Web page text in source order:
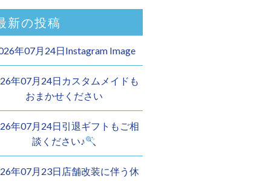
新の投稿
年07月24日Instagram Image
年07月24日カスタムメイドも
おまかせください︎
年07月24日引退ギフトもご相
談ください♪
年07月23日店舗改装に伴う休